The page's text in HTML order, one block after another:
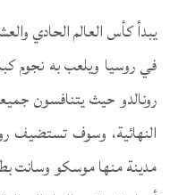
في روسيا ويلعب به نجوم
رونالدو حيث يتنافسون
مدينة منها موسكو وسانت